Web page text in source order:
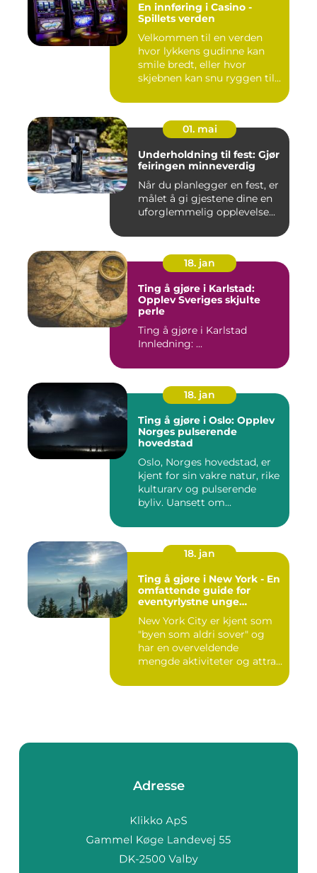
En innføring i Casino -
Spillets verden
Velkommen til en verden
hvor lykkens gudinne kan
smile bredt, eller hvor
skjebnen kan snu ryggen til...
01. mai
Underholdning til fest: Gjør
feiringen minneverdig
Når du planlegger en fest, er
målet å gi gjestene dine en
uforglemmelig opplevelse...
18. jan
Ting å gjøre i Karlstad:
Opplev Sveriges skjulte
perle
Ting å gjøre i Karlstad
Innledning: ...
18. jan
Ting å gjøre i Oslo: Opplev
Norges pulserende
hovedstad
Oslo, Norges hovedstad, er
kjent for sin vakre natur, rike
kulturarv og pulserende
byliv. Uansett om...
18. jan
Ting å gjøre i New York - En
omfattende guide for
eventyrlystne unge
New York City er kjent som
"byen som aldri sover" og
har en overveldende
mengde aktiviteter og attra...
Adresse